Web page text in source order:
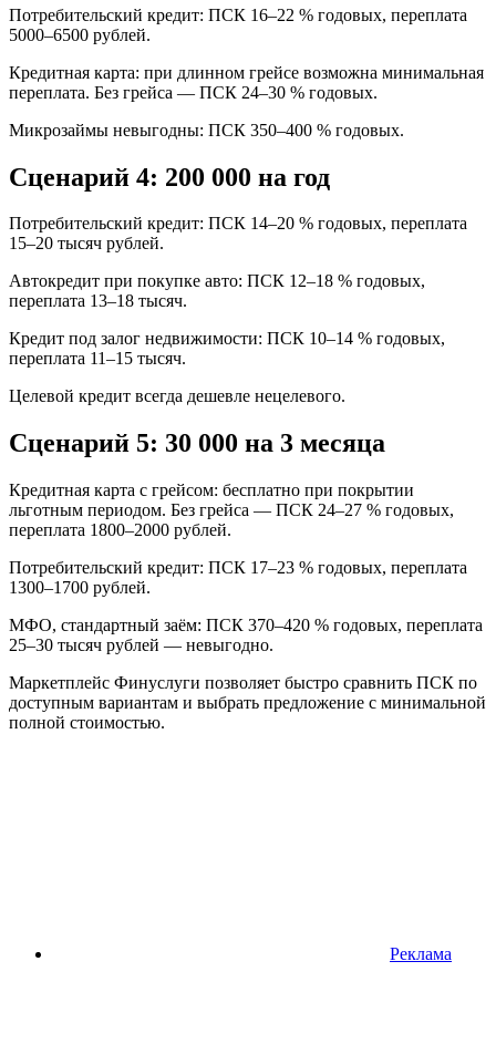
Потребительский кредит: ПСК 16–22 % годовых, переплата
5000–6500 рублей.
Кредитная карта: при длинном грейсе возможна минимальная
переплата. Без грейса — ПСК 24–30 % годовых.
Микрозаймы невыгодны: ПСК 350–400 % годовых.
Сценарий 4: 200 000 на год
Потребительский кредит: ПСК 14–20 % годовых, переплата
15–20 тысяч рублей.
Автокредит при покупке авто: ПСК 12–18 % годовых,
переплата 13–18 тысяч.
Кредит под залог недвижимости: ПСК 10–14 % годовых,
переплата 11–15 тысяч.
Целевой кредит всегда дешевле нецелевого.
Сценарий 5: 30 000 на 3 месяца
Кредитная карта с грейсом: бесплатно при покрытии
льготным периодом. Без грейса — ПСК 24–27 % годовых,
переплата 1800–2000 рублей.
Потребительский кредит: ПСК 17–23 % годовых, переплата
1300–1700 рублей.
МФО, стандартный заём: ПСК 370–420 % годовых, переплата
25–30 тысяч рублей — невыгодно.
Маркетплейс Финуслуги позволяет быстро сравнить ПСК по
доступным вариантам и выбрать предложение с минимальной
полной стоимостью.
Реклама